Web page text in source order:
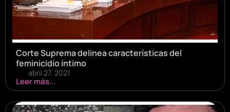
Corte Suprema delinea características del
feminicidio íntimo
abril 27, 2021
Leer más...